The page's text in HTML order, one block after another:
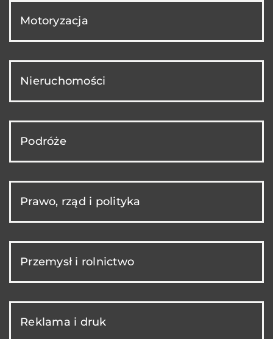
Motoryzacja
Nieruchomości
Podróże
Prawo, rząd i polityka
Przemysł i rolnictwo
Reklama i druk